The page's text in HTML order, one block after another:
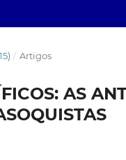
/ Artigos
AS